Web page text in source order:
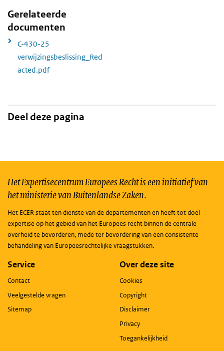
Gerelateerde
documenten
C-430-25
verwijzingsbeslissing_Red
acted.pdf
Deel deze pagina
Het Expertisecentrum Europees Recht is een initiatief van
het ministerie van Buitenlandse Zaken.
Het ECER staat ten dienste van de departementen en heeft tot doel
expertise op het gebied van het Europees recht binnen de centrale
overheid te bevorderen, mede ter bevordering van een consistente
behandeling van Europeesrechtelijke vraagstukken.
Service
Contact
Veelgestelde vragen
Sitemap
Over deze site
Cookies
Copyright
Disclaimer
Privacy
Toegankelijkheid